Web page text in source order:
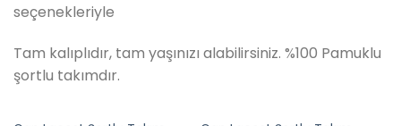
seçenekleriyle
Tam kalıplıdır, tam yaşınızı alabilirsiniz. %100 Pamuklu
şortlu takımdır.